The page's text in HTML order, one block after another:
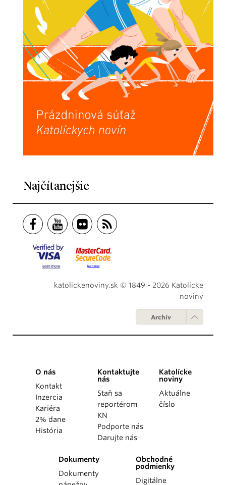
Najčítanejšie
katolickenoviny.sk © 1849 - 2026 Katolícke
noviny
Archív
O nás
Kontakt
Inzercia
Kariéra
2% dane
História
Kontaktujte
nás
Staň sa
reportérom
KN
Podporte nás
Darujte nás
Katolícke
noviny
Aktuálne
číslo
Dokumenty
Dokumenty
Obchodné
podmienky
Digitálne